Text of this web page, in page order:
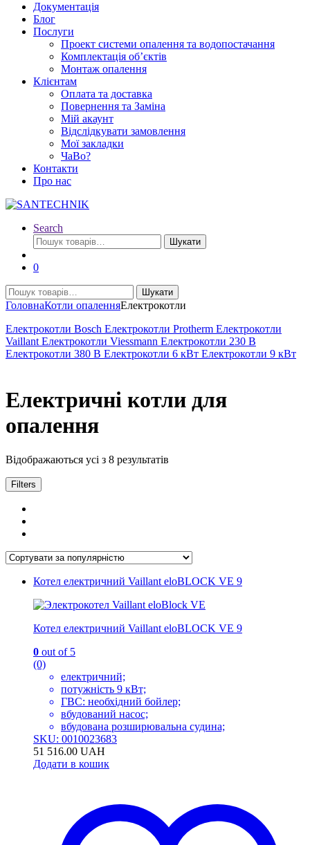
Документація
Блог
Послуги
Проект системи опалення та водопостачання
Комплектація об’єктів
Монтаж опалення
Клієнтам
Оплата та доставка
Повернення та Заміна
Мій акаунт
Відслідкувати замовлення
Мої закладки
ЧаВо?
Контакти
Про нас
Search
Шукати:
Шукати
0
Шукати:
Шукати
ГоловнаКотли опаленняЕлектрокотли
Електрокотли Bosch Електрокотли Protherm Електрокотли
Vaillant Електрокотли Viessmann Електрокотли 230 В
Електрокотли 380 В Електрокотли 6 кВт Електрокотли 9 кВт
Електричні котли для
опалення
Відображаються усі з 8 результатів
Filters
Котел електричний Vaillant eloBLOCK VE 9
Котел електричний Vaillant eloBLOCK VE 9
0 out of 5
(0)
електричний;
потужність 9 кВт;
ГВС: необхідний бойлер;
вбудований насос;
вбудована розширювальна судина;
SKU: 0010023683
51 516.00 UAH
Додати в кошик